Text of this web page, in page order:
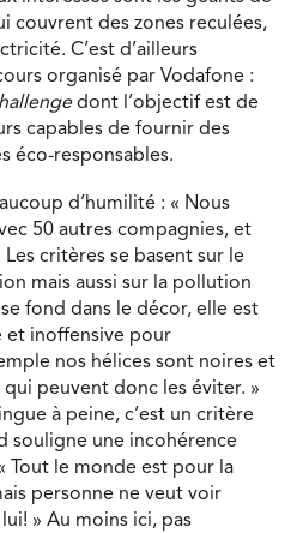
couvrent des zones reculées,
C’est d’ailleurs
organisé par Vodafone :
dont l’objectif est de
capables de fournir des
éco-responsables.
d’humilité : « Nous
50 autres compagnies, et
critères se basent sur le
mais aussi sur la pollution
fond dans le décor, elle est
et inoffensive pour
nos hélices sont noires et
peuvent donc les éviter. »
à peine, c’est un critère
souligne une incohérence
Tout le monde est pour la
personne ne veut voir
» Au moins ici, pas